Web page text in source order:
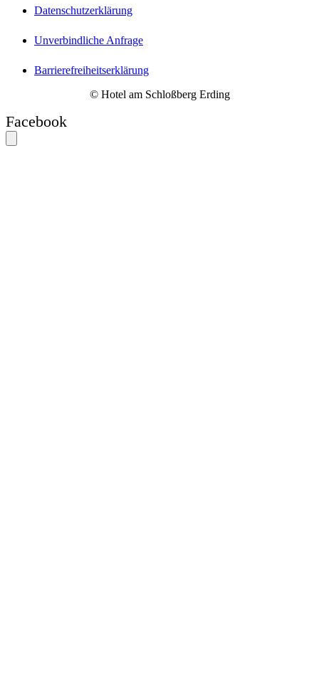
Datenschutzerklärung
Unverbindliche Anfrage
Barrierefreiheitserklärung
© Hotel am Schloßberg Erding
Facebook